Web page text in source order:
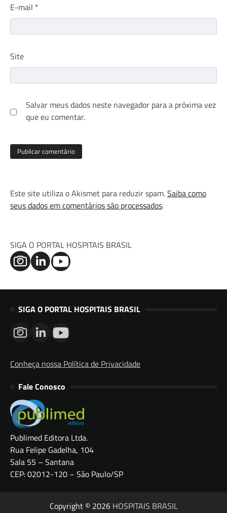
E-mail *
Site
Salvar meus dados neste navegador para a próxima vez
que eu comentar.
Este site utiliza o Akismet para reduzir spam.Saiba como
seus dados em comentários são processados.
SIGA O PORTAL HOSPITAIS BRASIL
SIGA O PORTAL HOSPITAIS BRASIL
Conheça nossa Política de Privacidade
Fale Conosco
Publimed Editora Ltda.
Rua Felipe Gadelha, 104
Sala 55 – Santana
CEP: 02012-120 – São Paulo/SP
Copyright © 2026 HOSPITAIS BRASIL